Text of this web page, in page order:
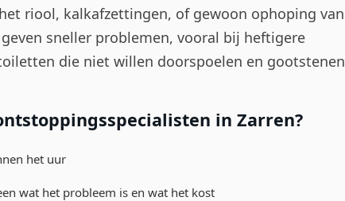
riool, kalkafzettingen, of gewoon ophoping van
sneller problemen, vooral bij heftigere
die niet willen doorspoelen en gootstenen
in Zarren?
het uur
wat het probleem is en wat het kost